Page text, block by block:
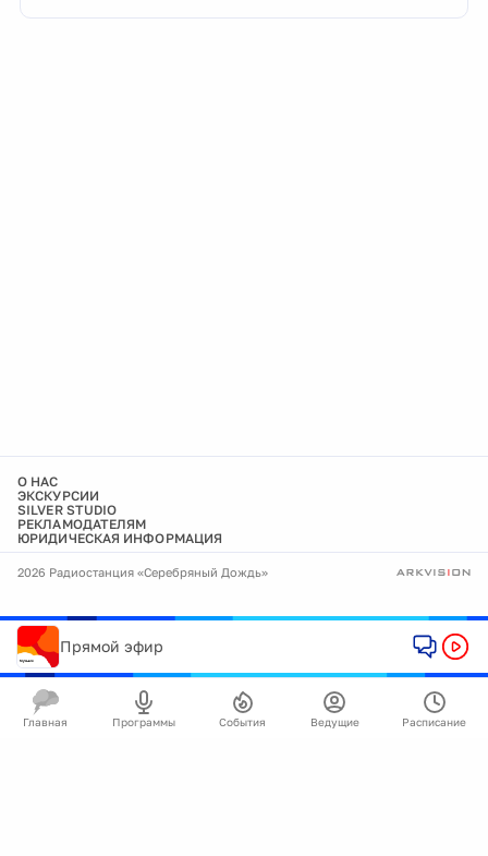
О НАС
ЭКСКУРСИИ
SILVER STUDIO
РЕКЛАМОДАТЕЛЯМ
ЮРИДИЧЕСКАЯ ИНФОРМАЦИЯ
2026 Радиостанция «Серебряный Дождь»
Прямой эфир
Главная Программы События Ведущие Расписание